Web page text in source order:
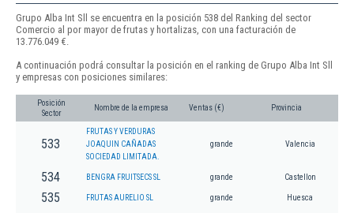
Grupo Alba Int Sll se encuentra en la posición 538 del Ranking del sector
Comercio al por mayor de frutas y hortalizas, con una facturación de
13.776.049 €.
A continuación podrá consultar la posición en el ranking de Grupo Alba Int Sll
y empresas con posiciones similares:
Posición
Sector
Nombre de la empresa Ventas (€) Provincia
533
FRUTAS Y VERDURAS
JOAQUIN CAÑADAS
SOCIEDAD LIMITADA.
grande Valencia
534 BENGRA FRUITSECS SL grande Castellon
535 FRUTAS AURELIO SL grande Huesca